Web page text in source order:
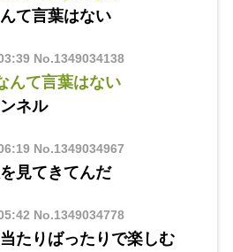
て言葉はない
No.1349034138
んて言葉はない
ネル
No.1349034967
見てきてんだ
No.1349034778
たりばったりで楽しむ